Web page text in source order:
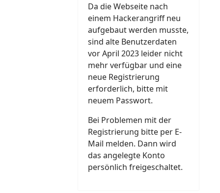
Da die Webseite nach
einem Hackerangriff neu
aufgebaut werden musste,
sind alte Benutzerdaten
vor April 2023 leider nicht
mehr verfügbar und eine
neue Registrierung
erforderlich, bitte mit
neuem Passwort.
Bei Problemen mit der
Registrierung bitte per E-
Mail melden. Dann wird
das angelegte Konto
persönlich freigeschaltet.